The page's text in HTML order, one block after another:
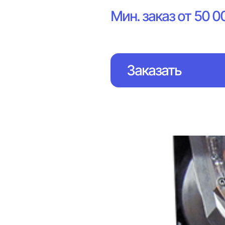
Мин. заказ от 50
Заказать